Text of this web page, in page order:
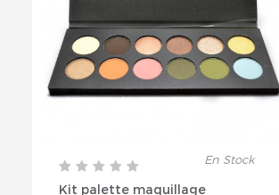
En Stock
Kit palette maquillage